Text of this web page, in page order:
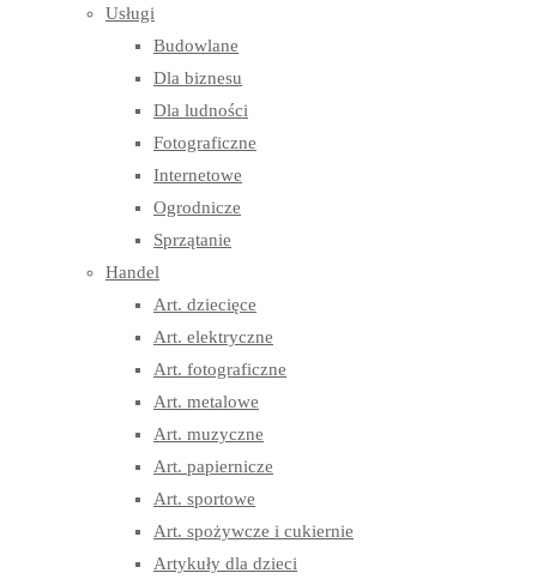
Usługi
Budowlane
Dla biznesu
Dla ludności
Fotograficzne
Internetowe
Ogrodnicze
Sprzątanie
Handel
Art. dziecięce
Art. elektryczne
Art. fotograficzne
Art. metalowe
Art. muzyczne
Art. papiernicze
Art. sportowe
Art. spożywcze i cukiernie
Artykuły dla dzieci